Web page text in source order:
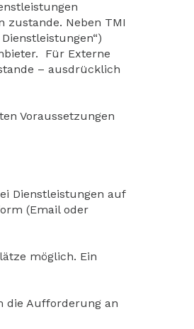
zustande. Neben TMI
Für Externe
– ausdrücklich
Voraussetzungen
Dienstleistungen auf
(Email oder
möglich. Ein
die Aufforderung an